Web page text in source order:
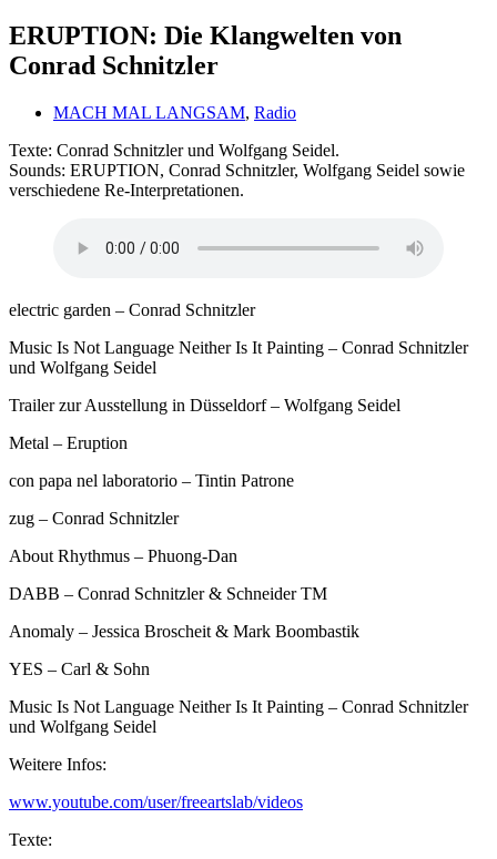
ERUPTION: Die Klangwelten von
Conrad Schnitzler
MACH MAL LANGSAM, Radio
Texte: Conrad Schnitzler und Wolfgang Seidel.
Sounds: ERUPTION, Conrad Schnitzler, Wolfgang Seidel sowie
verschiedene Re-Interpretationen.
electric garden – Conrad Schnitzler
Music Is Not Language Neither Is It Painting – Conrad Schnitzler
und Wolfgang Seidel
Trailer zur Ausstellung in Düsseldorf – Wolfgang Seidel
Metal – Eruption
con papa nel laboratorio – Tintin Patrone
zug – Conrad Schnitzler
About Rhythmus – Phuong-Dan
DABB – Conrad Schnitzler & Schneider TM
Anomaly – Jessica Broscheit & Mark Boombastik
YES – Carl & Sohn
Music Is Not Language Neither Is It Painting – Conrad Schnitzler
und Wolfgang Seidel
Weitere Infos:
www.youtube.com/user/freeartslab/videos
Texte: